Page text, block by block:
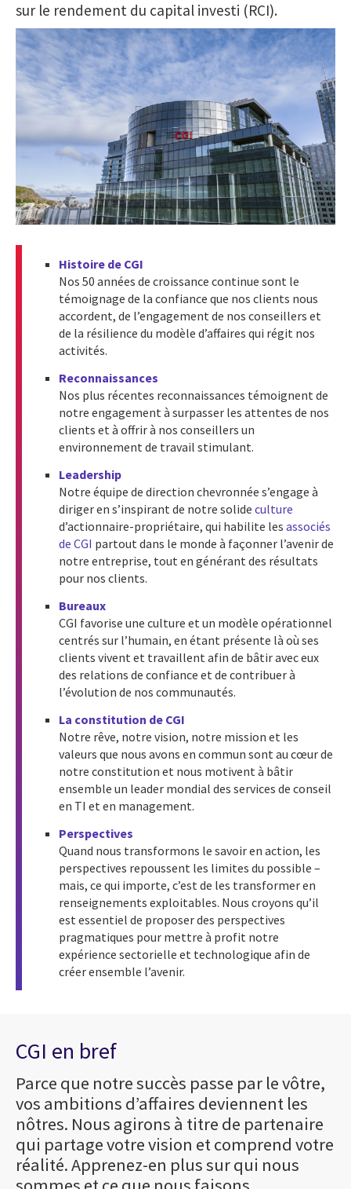
sur le rendement du capital investi (RCI).
Histoire de CGI
Nos 50 années de croissance continue sont le
témoignage de la confiance que nos clients nous
accordent, de l’engagement de nos conseillers et
de la résilience du modèle d’affaires qui régit nos
activités.
Reconnaissances
Nos plus récentes reconnaissances témoignent de
notre engagement à surpasser les attentes de nos
clients et à offrir à nos conseillers un
environnement de travail stimulant.
Leadership
Notre équipe de direction chevronnée s’engage à
diriger en s’inspirant de notre solide culture
d’actionnaire-propriétaire, qui habilite les associés
de CGI partout dans le monde à façonner l’avenir de
notre entreprise, tout en générant des résultats
pour nos clients.
Bureaux
CGI favorise une culture et un modèle opérationnel
centrés sur l’humain, en étant présente là où ses
clients vivent et travaillent afin de bâtir avec eux
des relations de confiance et de contribuer à
l’évolution de nos communautés.
La constitution de CGI
Notre rêve, notre vision, notre mission et les
valeurs que nous avons en commun sont au cœur de
notre constitution et nous motivent à bâtir
ensemble un leader mondial des services de conseil
en TI et en management.
Perspectives
Quand nous transformons le savoir en action, les
perspectives repoussent les limites du possible –
mais, ce qui importe, c’est de les transformer en
renseignements exploitables. Nous croyons qu’il
est essentiel de proposer des perspectives
pragmatiques pour mettre à profit notre
expérience sectorielle et technologique afin de
créer ensemble l’avenir.
CGI en bref
Parce que notre succès passe par le vôtre,
vos ambitions d’affaires deviennent les
nôtres. Nous agirons à titre de partenaire
qui partage votre vision et comprend votre
réalité. Apprenez-en plus sur qui nous